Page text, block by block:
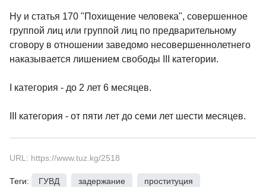
Ну и статья 170 "Похищение человека", совершенное
группой лиц или группой лиц по предварительному
сговору в отношении заведомо несовершеннолетнего
наказывается лишением свободы III категории.
I категория - до 2 лет 6 месяцев.
III категория - от пяти лет до семи лет шести месяцев.
URL: https://www.tuz.kg/2518
Теги: ГУВД задержание проституция